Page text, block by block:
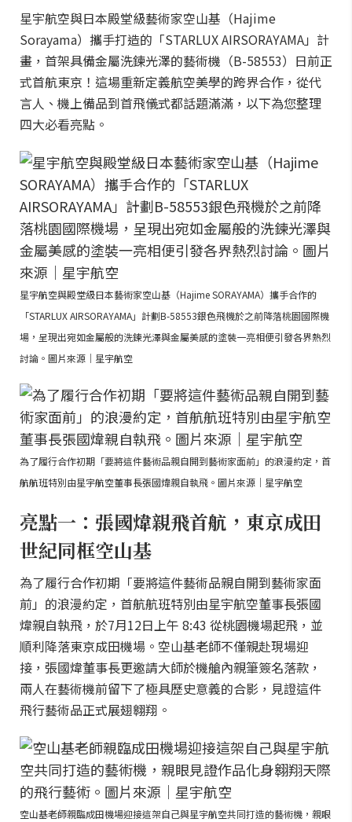
星宇航空與日本殿堂級藝術家空山基（Hajime
Sorayama）攜手打造的「STARLUX AIRSORAYAMA」計
畫，首架具備金屬洗鍊光澤的藝術機（B-58553）日前正
式首航東京！這場重新定義航空美學的跨界合作，從代
言人、機上備品到首飛儀式都話題滿滿，以下為您整理
四大必看亮點。
星宇航空與殿堂級日本藝術家空山基（Hajime SORAYAMA）攜手合作的
「STARLUX AIRSORAYAMA」計劃B-58553銀色飛機於之前降落桃園國際機
場，呈現出宛如金屬般的洗鍊光澤與金屬美感的塗裝一亮相便引發各界熱烈
討論。圖片來源｜星宇航空
為了履行合作初期「要將這件藝術品親自開到藝術家面前」的浪漫約定，首
航航班特別由星宇航空董事長張國煒親自執飛。圖片來源｜星宇航空
亮點一：張國煒親飛首航，東京成田
世紀同框空山基
為了履行合作初期「要將這件藝術品親自開到藝術家面
前」的浪漫約定，首航航班特別由星宇航空董事長張國
煒親自執飛，於7月12日上午 8:43 從桃園機場起飛，並
順利降落東京成田機場。空山基老師不僅親赴現場迎
接，張國煒董事長更邀請大師於機艙內親筆簽名落款，
兩人在藝術機前留下了極具歷史意義的合影，見證這件
飛行藝術品正式展翅翱翔。
空山基老師親臨成田機場迎接這架自己與星宇航空共同打造的藝術機，親眼